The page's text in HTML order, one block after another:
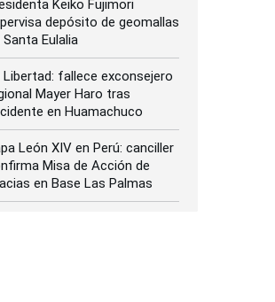
Keiko Fujimori
depósito de geomallas
Santa Eulalia
Libertad: fallece exconsejero
Mayer Haro tras
en Huamachuco
León XIV en Perú: canciller
Misa de Acción de
en Base Las Palmas